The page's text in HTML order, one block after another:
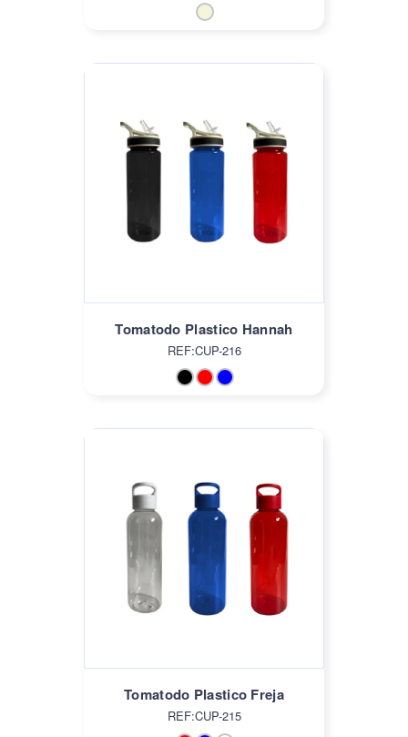
Tomatodo Plastico Hannah
REF:CUP-216
Tomatodo Plastico Freja
REF:CUP-215